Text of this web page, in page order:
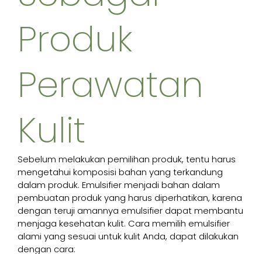
Produk
Perawatan
Kulit
Sebelum melakukan pemilihan produk, tentu harus
mengetahui komposisi bahan yang terkandung
dalam produk. Emulsifier menjadi bahan dalam
pembuatan produk yang harus diperhatikan, karena
dengan teruji amannya emulsifier dapat membantu
menjaga kesehatan kulit. Cara memilih emulsifier
alami yang sesuai untuk kulit Anda, dapat dilakukan
dengan cara: